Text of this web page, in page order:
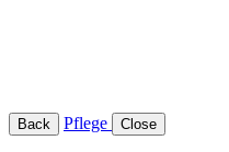
Back Pflege Close